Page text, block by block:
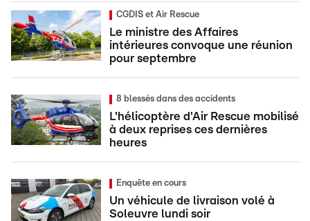
CGDIS et Air Rescue
Le ministre des Affaires
intérieures convoque une réunion
pour septembre
8 blessés dans des accidents
L'hélicoptère d'Air Rescue mobilisé
à deux reprises ces dernières
heures
Enquête en cours
Un véhicule de livraison volé à
Soleuvre lundi soir